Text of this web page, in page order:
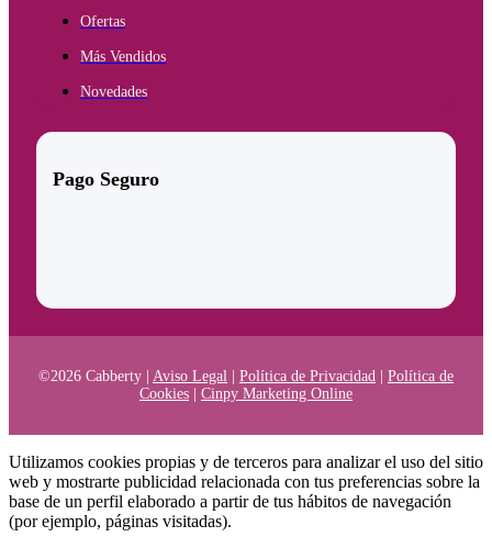
Ofertas
Más Vendidos
Novedades
Pago Seguro
©2026 Cabberty | Aviso Legal Política de Privacidad
Política de
Cookies
Cinpy Marketing Online
Utilizamos cookies propias y de terceros para analizar el uso del sitio
web y mostrarte publicidad relacionada con tus preferencias sobre la
base de un perfil elaborado a partir de tus hábitos de navegación
(por ejemplo, páginas visitadas).